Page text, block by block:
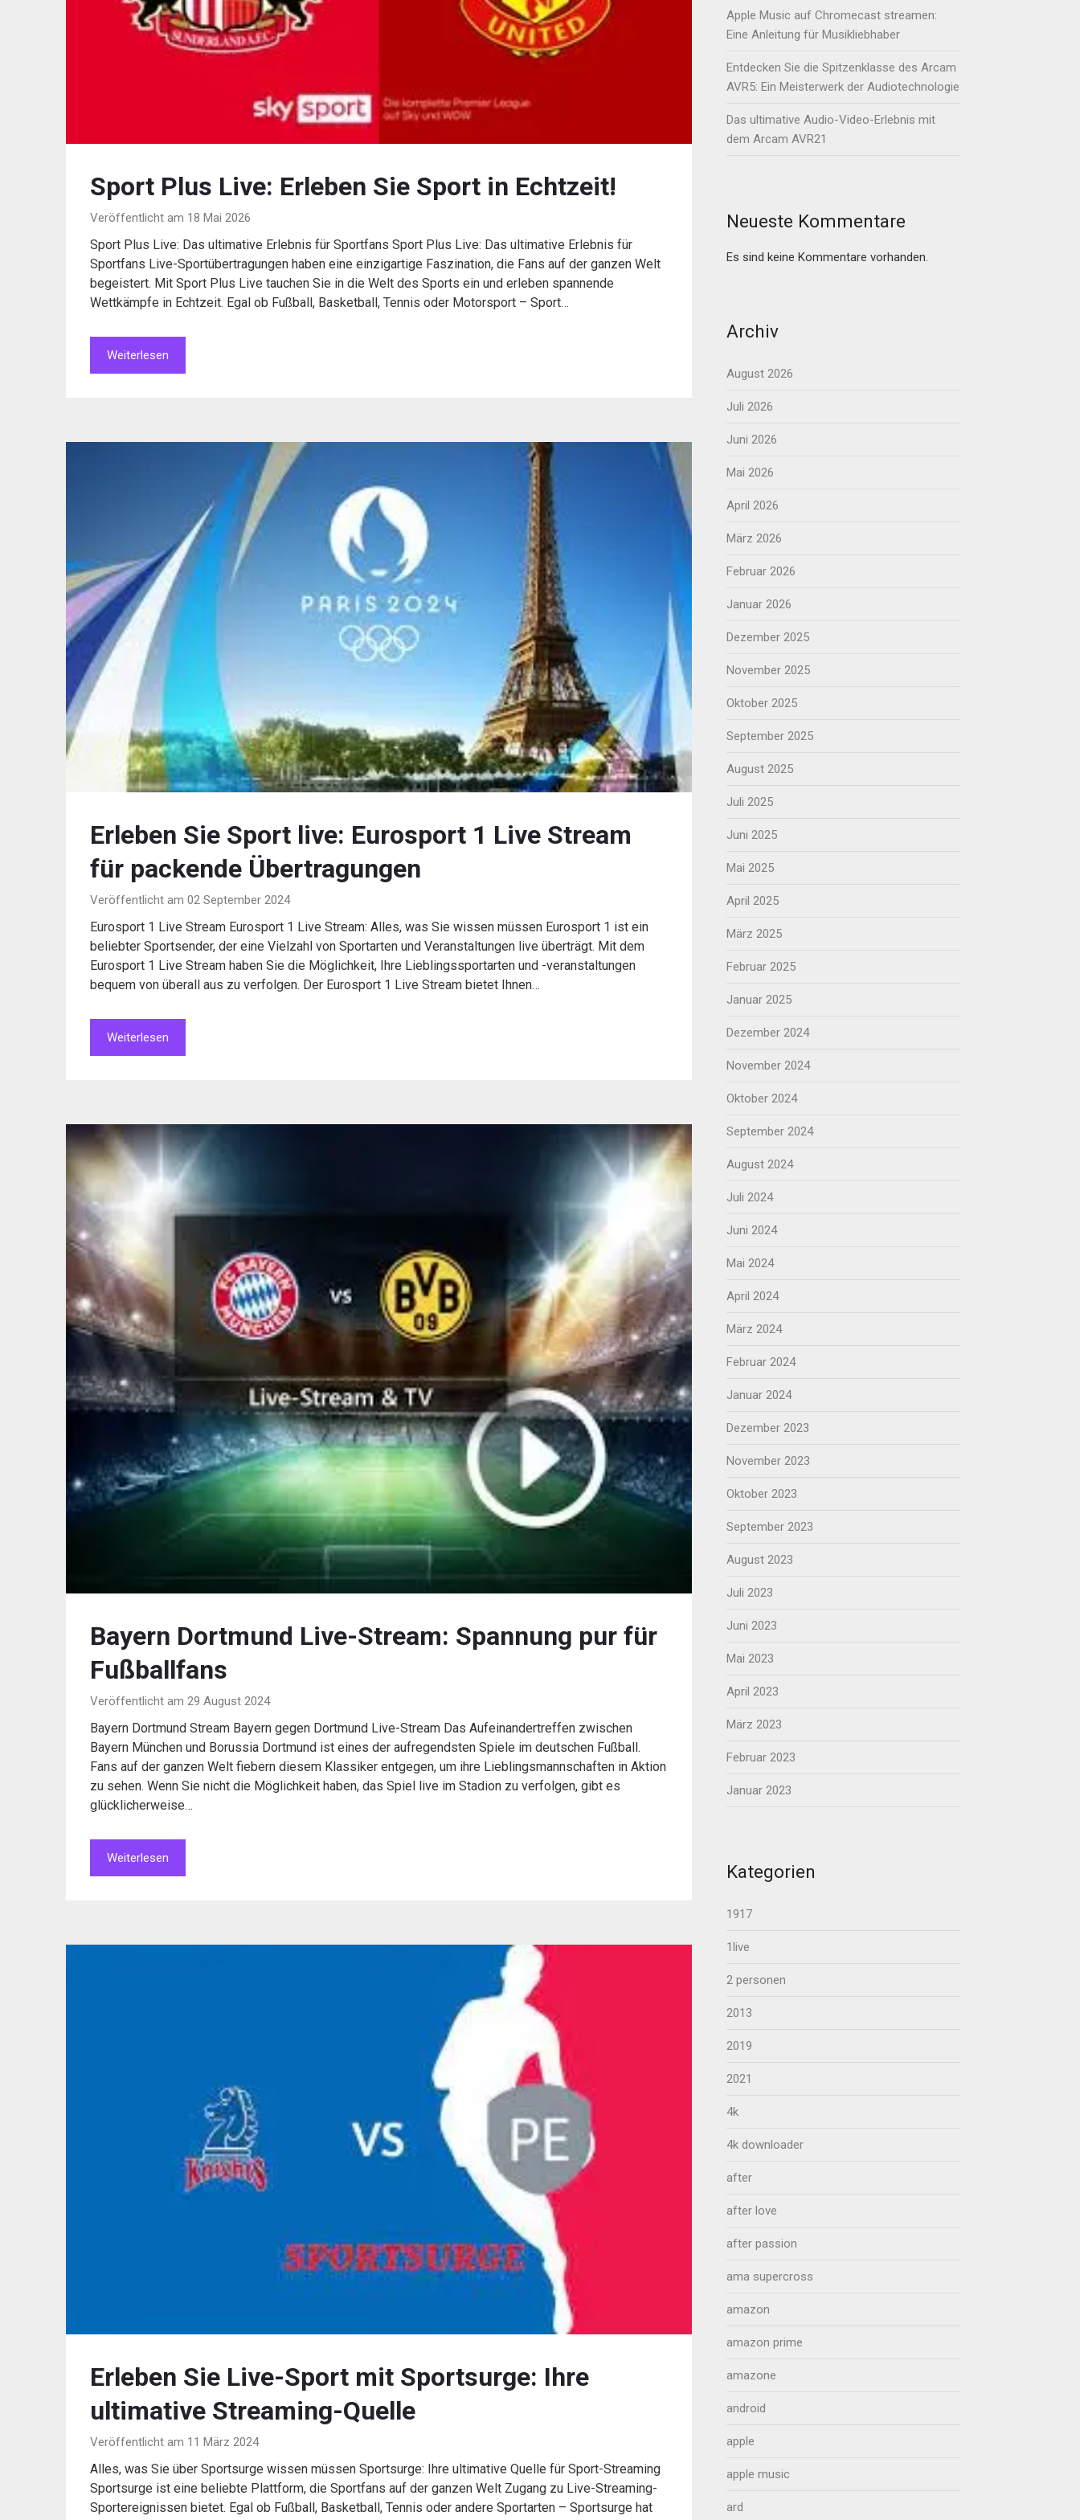
Sport Plus Live: Erleben Sie Sport in Echtzeit!
Veröffentlicht am 18 Mai 2026
Sport Plus Live: Das ultimative Erlebnis für Sportfans Sport Plus Live: Das ultimative Erlebnis für
Sportfans Live-Sportübertragungen haben eine einzigartige Faszination, die Fans auf der ganzen Welt
begeistert. Mit Sport Plus Live tauchen Sie in die Welt des Sports ein und erleben spannende
Wettkämpfe in Echtzeit. Egal ob Fußball, Basketball, Tennis oder Motorsport – Sport…
Weiterlesen
Erleben Sie Sport live: Eurosport 1 Live Stream
für packende Übertragungen
Veröffentlicht am 02 September 2024
Eurosport 1 Live Stream Eurosport 1 Live Stream: Alles, was Sie wissen müssen Eurosport 1 ist ein
beliebter Sportsender, der eine Vielzahl von Sportarten und Veranstaltungen live überträgt. Mit dem
Eurosport 1 Live Stream haben Sie die Möglichkeit, Ihre Lieblingssportarten und -veranstaltungen
bequem von überall aus zu verfolgen. Der Eurosport 1 Live Stream bietet Ihnen…
Weiterlesen
Bayern Dortmund Live-Stream: Spannung pur für
Fußballfans
Veröffentlicht am 29 August 2024
Bayern Dortmund Stream Bayern gegen Dortmund Live-Stream Das Aufeinandertreffen zwischen
Bayern München und Borussia Dortmund ist eines der aufregendsten Spiele im deutschen Fußball.
Fans auf der ganzen Welt fiebern diesem Klassiker entgegen, um ihre Lieblingsmannschaften in Aktion
zu sehen. Wenn Sie nicht die Möglichkeit haben, das Spiel live im Stadion zu verfolgen, gibt es
glücklicherweise…
Weiterlesen
Erleben Sie Live-Sport mit Sportsurge: Ihre
ultimative Streaming-Quelle
Veröffentlicht am 11 März 2024
Alles, was Sie über Sportsurge wissen müssen Sportsurge: Ihre ultimative Quelle für Sport-Streaming
Sportsurge ist eine beliebte Plattform, die Sportfans auf der ganzen Welt Zugang zu Live-Streaming-
Sportereignissen bietet. Egal ob Fußball, Basketball, Tennis oder andere Sportarten – Sportsurge hat
Apple Music auf Chromecast streamen:
Eine Anleitung für Musikliebhaber
Entdecken Sie die Spitzenklasse des Arcam
AVR5: Ein Meisterwerk der Audiotechnologie
Das ultimative Audio-Video-Erlebnis mit
dem Arcam AVR21
Neueste Kommentare
Es sind keine Kommentare vorhanden.
Archiv
August 2026
Juli 2026
Juni 2026
Mai 2026
April 2026
März 2026
Februar 2026
Januar 2026
Dezember 2025
November 2025
Oktober 2025
September 2025
August 2025
Juli 2025
Juni 2025
Mai 2025
April 2025
März 2025
Februar 2025
Januar 2025
Dezember 2024
November 2024
Oktober 2024
September 2024
August 2024
Juli 2024
Juni 2024
Mai 2024
April 2024
März 2024
Februar 2024
Januar 2024
Dezember 2023
November 2023
Oktober 2023
September 2023
August 2023
Juli 2023
Juni 2023
Mai 2023
April 2023
März 2023
Februar 2023
Januar 2023
Kategorien
1917
1live
2 personen
2013
2019
2021
4k
4k downloader
after
after love
after passion
ama supercross
amazon
amazon prime
amazone
android
apple
apple music
ard